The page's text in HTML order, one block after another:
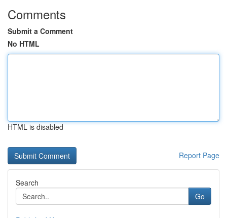
Comments
Submit a Comment
No HTML
HTML is disabled
Report Page
Search
Go